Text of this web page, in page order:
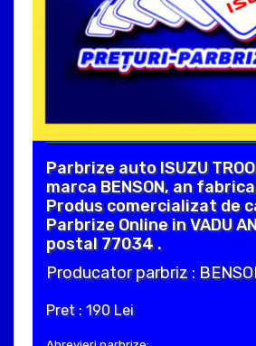
Parbrize auto ISUZU
marca BENSON, an
Produs comercializat de
Parbrize Online in VADU
postal 77034 .
Producator parbriz :
Pret : 190 Lei